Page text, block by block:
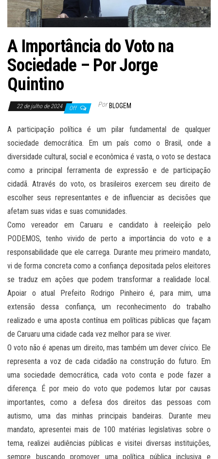
A Importância do Voto na
Sociedade – Por Jorge
Quintino
22 de julho de 2024 Off Por BLOGEM
A participação política é um pilar fundamental de qualquer
sociedade democrática. Em um país como o Brasil, onde a
diversidade cultural, social e econômica é vasta, o voto se destaca
como a principal ferramenta de expressão e de participação
cidadã. Através do voto, os brasileiros exercem seu direito de
escolher seus representantes e de influenciar as decisões que
afetam suas vidas e suas comunidades.
Como vereador em Caruaru e candidato à reeleição pelo
PODEMOS, tenho vivido de perto a importância do voto e a
responsabilidade que ele carrega. Durante meu primeiro mandato,
vi de forma concreta como a confiança depositada pelos eleitores
se traduz em ações que podem transformar a realidade local.
Apoiar o atual Prefeito Rodrigo Pinheiro é, para mim, uma
extensão dessa confiança, um reconhecimento do trabalho
realizado e uma aposta contínua em políticas públicas que façam
de Caruaru uma cidade cada vez melhor para se viver.
O voto não é apenas um direito, mas também um dever cívico. Ele
representa a voz de cada cidadão na construção do futuro. Em
uma sociedade democrática, cada voto conta e pode fazer a
diferença. É por meio do voto que podemos lutar por causas
importantes, como a defesa dos direitos das pessoas com
autismo, uma das minhas principais bandeiras. Durante meu
mandato, apresentei mais de 100 matérias legislativas sobre o
tema, realizei audiências públicas e visitei diversas instituições,
sempre buscando promover uma política pública inclusiva e